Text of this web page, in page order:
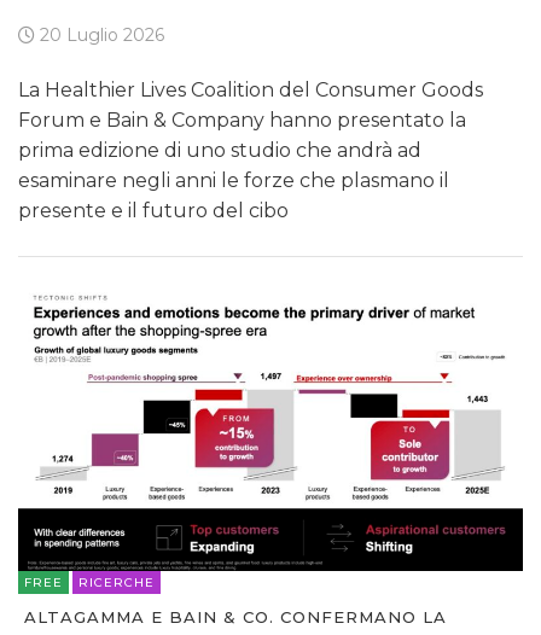
20 Luglio 2026
La Healthier Lives Coalition del Consumer Goods
Forum e Bain & Company hanno presentato la
prima edizione di uno studio che andrà ad
esaminare negli anni le forze che plasmano il
presente e il futuro del cibo
FREE RICERCHE
ALTAGAMMA E BAIN & CO. CONFERMANO LA